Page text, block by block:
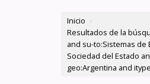
Inicio ›
Resultados de la
and su-to:Sistemas de
Sociedad del Estado
geo:Argentina and